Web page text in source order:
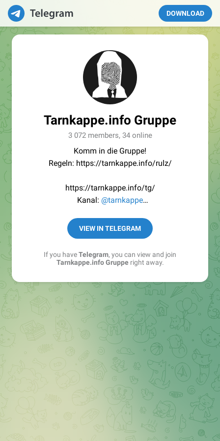
DOWNLOAD
Tarnkappe.info Gruppe
3 072 members, 34 online
Komm in die Gruppe!
Regeln: https://tarnkappe.info/rulz/
https://tarnkappe.info/tg/
Kanal: @tarnkappe
Best of:@bestoftarnkappe
Kochen: https://t.me/+WSW5F1VcmhliMjk6
VIEW IN TELEGRAM
If you haveTelegram, you can view and join
Tarnkappe.info Grupperight away.